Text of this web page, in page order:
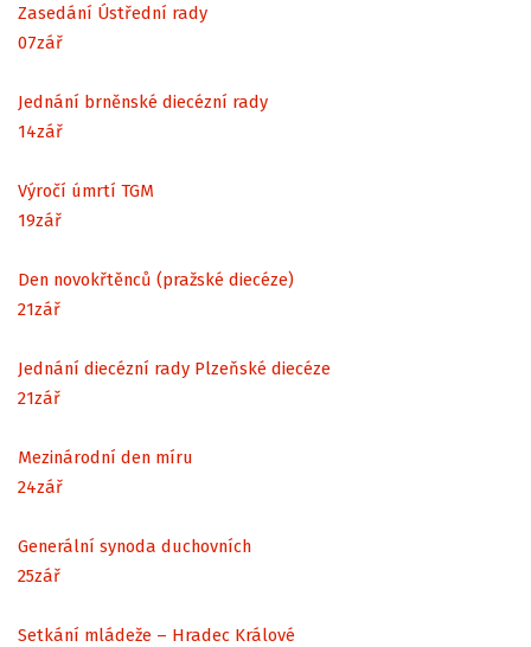
Zasedání Ústřední rady
07zář
Jednání brněnské diecézní rady
14zář
Výročí úmrtí TGM
19zář
Den novokřtěnců (pražské diecéze)
21zář
Jednání diecézní rady Plzeňské diecéze
21zář
Mezinárodní den míru
24zář
Generální synoda duchovních
25zář
Setkání mládeže – Hradec Králové